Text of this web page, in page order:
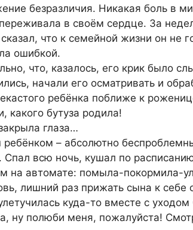
безразличия. Никакая боль в
в своём сердце. За
что к семейной жизни он не
ошибкой.
что, казалось, его крик было
начали его осматривать и
ребёнка поближе к
какого бутуза родила!
глаза…
– абсолютно
всю ночь, кушал по
на автомате: помыла-покормила-
лишний раз прижать сына к себе
куда-то вместе с
ну полюби меня, пожалуйста!